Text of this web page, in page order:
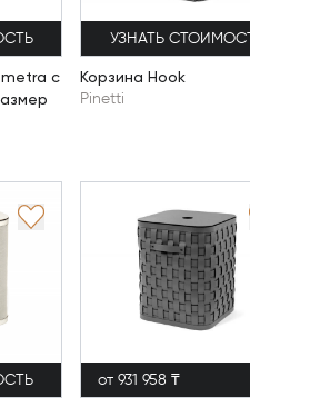
с
УЗНАТЬ СТОИМОСТЬ
Корзина Hook
Pinetti
от 931 958 ₸